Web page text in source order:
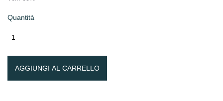
Quantità
AGGIUNGI AL CARRELLO